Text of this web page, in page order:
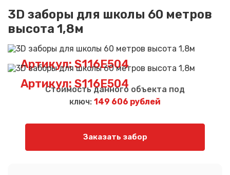
3D заборы для школы 60 метров
высота 1,8м
Артикул: S116E504
Артикул: S116E504
Стоимость данного объекта под
ключ: 149 606 рублей
Заказать забор